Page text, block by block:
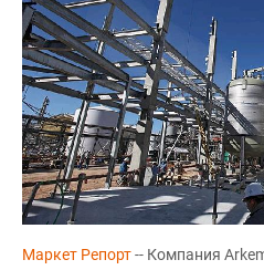
Маркет Репорт-- Компания